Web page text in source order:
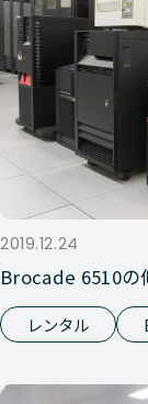
2019.12.24
Brocade 6510の
レンタル